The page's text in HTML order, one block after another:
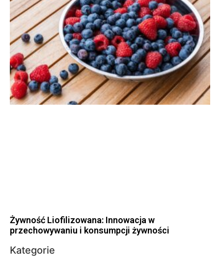
Żywność Liofilizowana: Innowacja w
przechowywaniu i konsumpcji żywności
Kategorie